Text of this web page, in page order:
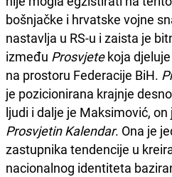
bošnjačke i hrvatske vojne
nastavlja u RS-u i zaista je
između Prosvjetekoja
na prostoru Federacije BiH.
je pozicionirana krajnje
ljudi i dalje je Maksimović,
Prosvjetin Kalendar. Ona je
zastupnika tendencije u
nacionalnog identiteta